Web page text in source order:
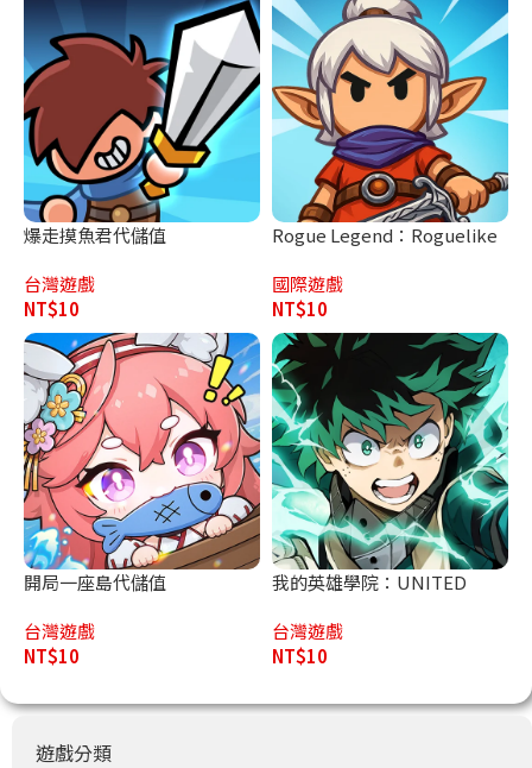
爆走摸魚君代儲值
台灣遊戲
NT$10
Rogue Legend：Roguelike
國際遊戲
NT$10
開局一座島代儲值
台灣遊戲
NT$10
我的英雄學院：UNITED
台灣遊戲
NT$10
遊戲分類